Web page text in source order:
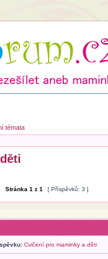
témata
Stránka1 z1 [ Příspěvků: 3 ]
Cvičení pro maminky a děti